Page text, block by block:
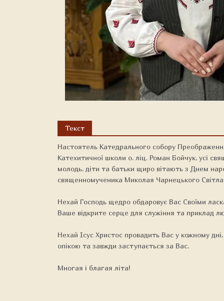
Текст
Настоятель Катедрального собору
Катехитичної школи о. ліц. Роман Бойчук, усі
молодь, діти та батьки щиро вітають з Днем
священномученика Миколая Чарнецького
Нехай Господь щедро обдаровує Вас Своїми
Ваше відкрите серце для служіння та приклад
Нехай Ісус Христос провадить Вас у кожному
опікою та завжди заступається за Вас.
Многая і благая літа!